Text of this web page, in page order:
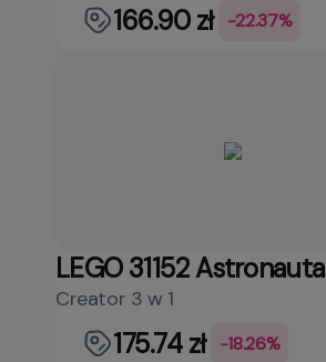
166.90 zł -22.37%
LEGO 31152 Astronauta
Creator 3 w 1
175.74 zł -18.26%